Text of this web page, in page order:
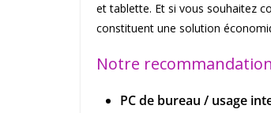
et tablette. Et si vous souhaitez
constituent une solution
Notre
PC de bureau / usage